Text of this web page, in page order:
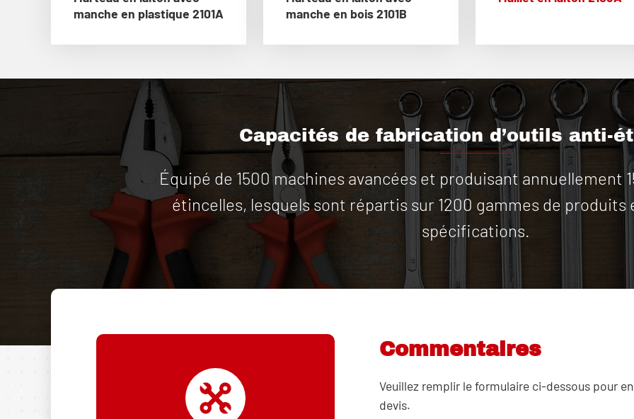
manche en plastique 2101A
manche en bois 2101B
Capacités de fabrication d’outils anti-
Équipé de 1500 machines avancées et produisant annuellement
étincelles, lesquels sont répartis sur 1200 gammes de produits
spécifications.
Commentaires
Veuillez remplir le formulaire ci-dessous pour
devis.